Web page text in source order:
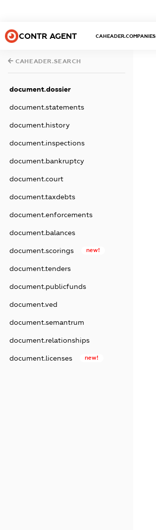
CONTR AGENT CAHEADER.COMPANIES
CAHEADER.SEARCH
document.dossier
document.statements
document.history
document.inspections
document.bankruptcy
document.court
document.taxdebts
document.enforcements
document.balances
document.scorings new!
document.tenders
document.publicfunds
document.ved
document.semantrum
document.relationships
document.licenses new!